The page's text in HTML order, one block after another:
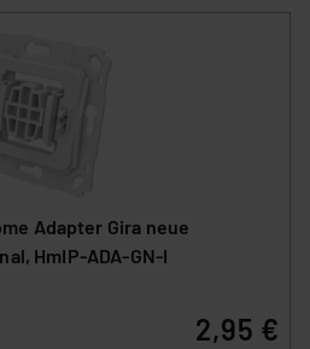
Adapter Gira neue
Generation – international, HmIP-ADA-GN-I
2,95 €